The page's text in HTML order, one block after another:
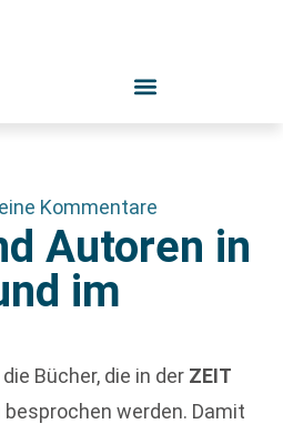
Kommentare
Autoren in
im
Bücher, die in der ZEIT
besprochen werden. Damit